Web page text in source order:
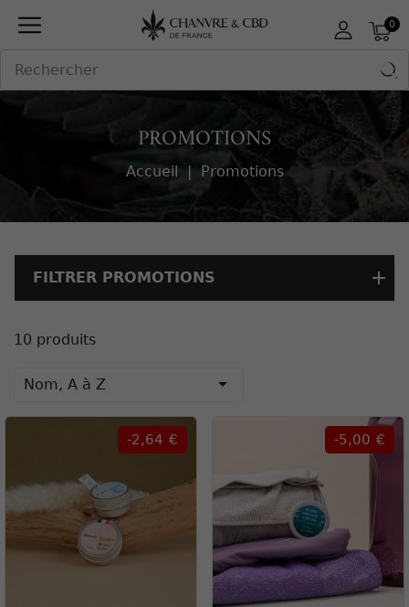
0

PROMOTIONS
Accueil Promotions
FILTRER PROMOTIONS
10 produits
Nom, A à Z 
-2,64 € -5,00 €
Panneau de gestion des cookies